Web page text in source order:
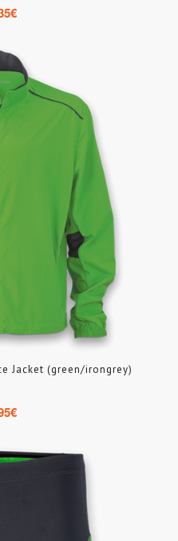
€
Jacket (green/irongrey)
€